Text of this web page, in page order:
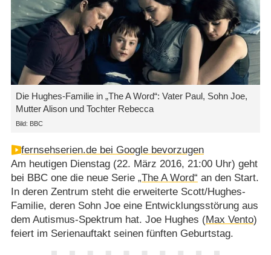
Die Hughes-Familie in „The A Word“: Vater Paul, Sohn Joe,
Mutter Alison und Tochter Rebecca
Bild: BBC
fernsehserien.de bei Google bevorzugen
Am heutigen Dienstag (22. März 2016, 21:00 Uhr) geht
bei BBC one die neue Serie „The A Word“ an den Start.
In deren Zentrum steht die erweiterte Scott/​Hughes-
Familie, deren Sohn Joe eine Entwicklungsstörung aus
dem Autismus-Spektrum hat. Joe Hughes (Max Vento)
feiert im Serienauftakt seinen fünften Geburtstag.